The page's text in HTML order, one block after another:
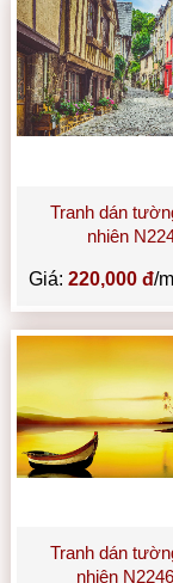
Tranh dán
nhiên
Giá:220,000 đ/
Tranh dán
nhiên